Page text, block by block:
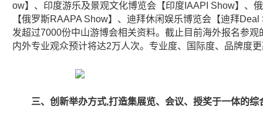
ow】、印度游乐及景观文化博览会【印度IAAPI Show】、
【俄罗斯RAAPA Show】、迪拜休闲娱乐博览会【迪拜
发超过7000份中山游博会相关资料。截止目前海外报名参
内外专业观众预计将达2万人次。专业度、国际度、品牌度
三、创新举办方式,打造集展览、会议、授奖于一体的综